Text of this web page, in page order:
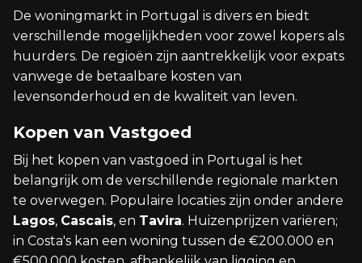
De woningmarkt in Portugal is divers en biedt
verschillende mogelijkheden voor zowel kopers als
huurders. De regioën zijn aantrekkelijk voor expats
vanwege de betaalbare kosten van
levensonderhoud en de kwaliteit van leven.
Kopen van Vastgoed
Bij het kopen van vastgoed in Portugal is het
belangrijk om de verschillende regionale markten
te overwegen. Populaire locaties zijn onder andere
Lagos, Cascais, en Tavira. Huizenprijzen variëren;
in Costa's kan een woning tussen de €200.000 en